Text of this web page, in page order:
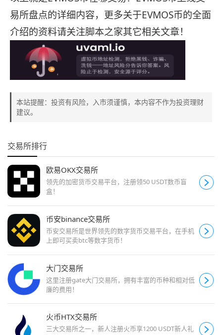
易所盘点的详细内容，更多关于EVMOS币的全面
介绍的资料请关注脚本之家其它相关文章！
本站提醒：投资有风险，入市须谨慎，本内容不作为投资理财
建议。
交易所排行
欧易OKX交易所
领先的加密货币交易平台，注册领50 USDT数币盲
盒！
币安binance交易所
币安交易所是世界领先的数字货币交易平台，在手机
上即可买卖btc等数字货币！
大门交易所
这里注册gate大门交易所，拥有丰富的币种和相对低
廉的费用！
火币HTX交易所
三大交易所之一，新人注册火币享1200 USDT新人礼